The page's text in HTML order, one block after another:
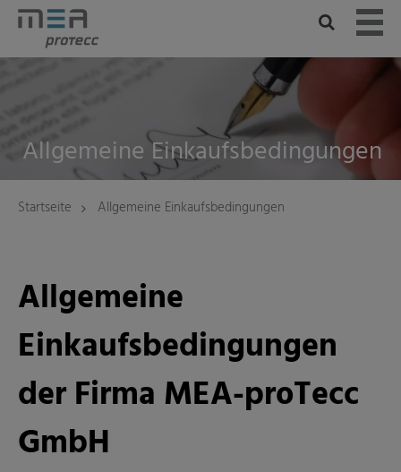
Skip
Allgemeine Einkaufsbedingungen
Startseite Allgemeine Einkaufsbedingungen
Allgemeine
Einkaufsbedingungen
der Firma MEA-proTecc
GmbH